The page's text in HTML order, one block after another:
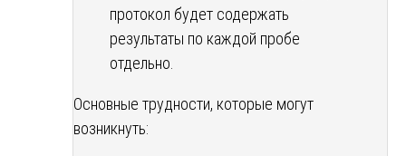
протокол будет содержать
результаты по каждой пробе
отдельно.
Основные трудности, которые могут
возникнуть: